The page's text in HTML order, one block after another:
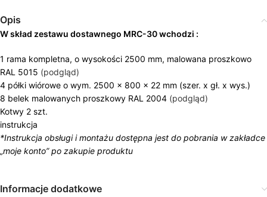
Opis
W skład zestawu dostawnego MRC-30 wchodzi :
1 rama kompletna, o wysokości 2500 mm, malowana proszkowo
RAL 5015 (podgląd)
4 półki wiórowe o wym. 2500 x 800 x 22 mm (szer. x gł. x wys.)
8 belek malowanych proszkowy RAL 2004 (podgląd)
Kotwy 2 szt.
instrukcja
*Instrukcja obsługi i montażu dostępna jest do pobrania w zakładce
„moje konto” po zakupie produktu
Informacje dodatkowe